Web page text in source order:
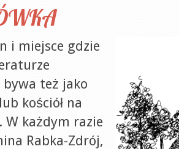
i miejsce gdzie
bywa też jako
kościół na
W każdym razie
Rabka-Zdrój,